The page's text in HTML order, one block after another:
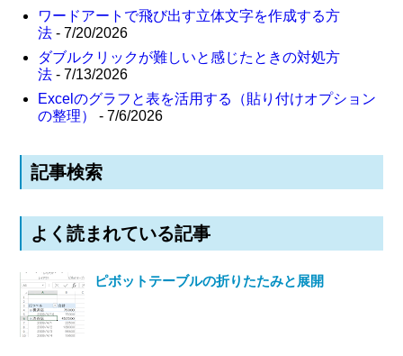
ワードアートで飛び出す立体文字を作成する方
法 - 7/20/2026
ダブルクリックが難しいと感じたときの対処方
法 - 7/13/2026
Excelのグラフと表を活用する（貼り付けオプション
の整理）
- 7/6/2026
記事検索
よく読まれている記事
ピボットテーブルの折りたたみと展開